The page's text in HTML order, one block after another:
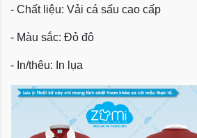
- Chất liệu: Vải cá sấu cao cấp
- Màu sắc: Đỏ đô
- In/thêu: In lụa